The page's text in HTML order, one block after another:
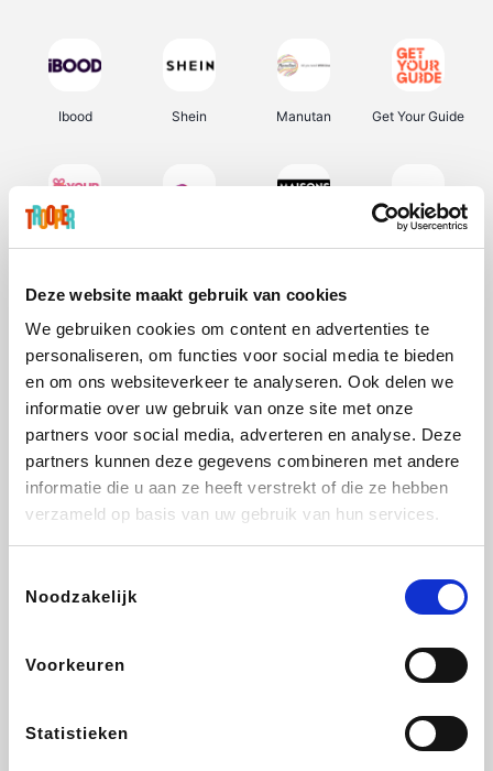
Deze website maakt gebruik van cookies
We gebruiken cookies om content en advertenties te
personaliseren, om functies voor social media te bieden
en om ons websiteverkeer te analyseren. Ook delen we
informatie over uw gebruik van onze site met onze
partners voor social media, adverteren en analyse. Deze
partners kunnen deze gegevens combineren met andere
informatie die u aan ze heeft verstrekt of die ze hebben
verzameld op basis van uw gebruik van hun services.
Noodzakelijk
Voorkeuren
Statistieken
Ibood Shein Manutan Get Your Guide
Weekendesk Sarenza Schiesser Interhome
Lufthansa
CheapTickets.be DeubaXXL